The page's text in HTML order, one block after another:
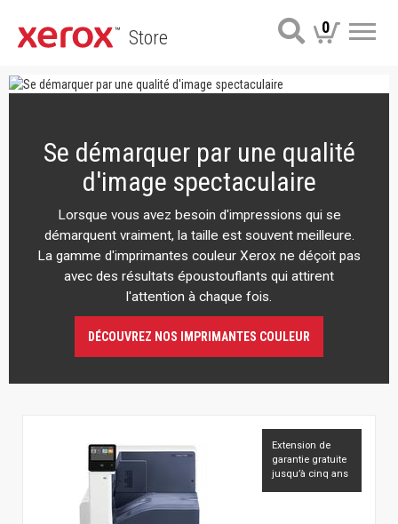
Store 0
Se démarquer par une qualité
d'image spectaculaire
Lorsque vous avez besoin d'impressions qui se
démarquent vraiment, la taille est souvent meilleure.
La gamme d'imprimantes couleur Xerox ne déçoit pas
avec des résultats époustouflants qui attirent
l'attention à chaque fois.
DÉCOUVREZ NOS IMPRIMANTES COULEUR
Extension de
garantie gratuite
jusqu’à cinq ans